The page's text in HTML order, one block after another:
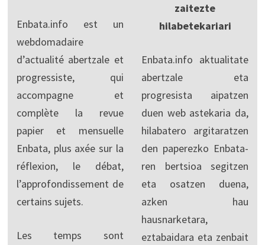
Enbata.info est un
webdomadaire
d’actualité abertzale et
progressiste, qui
accompagne et
complète la revue
papier et mensuelle
Enbata, plus axée sur la
réflexion, le débat,
l’approfondissement de
certains sujets.
Les temps sont
zaitezte
hilabetekariari
Enbata.info aktualitate
abertzale eta
progresista aipatzen
duen web astekaria da,
hilabatero argitaratzen
den paperezko Enbata-
ren bertsioa segitzen
eta osatzen duena,
azken hau
hausnarketara,
eztabaidara eta zenbait